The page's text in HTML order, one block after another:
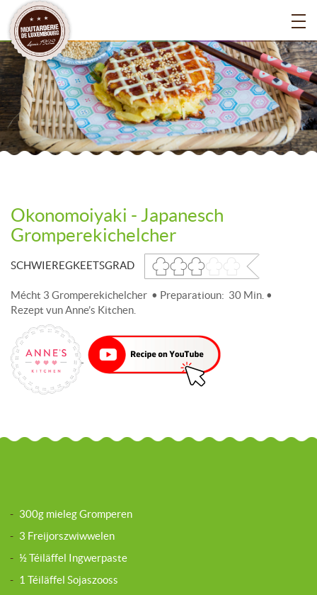
Okonomoiyaki - Japanesch
Gromperekichelcher
SCHWIEREGKEETSGRAD
Mécht 3 Gromperekichelcher • Preparatioun: 30 Min. •
Rezept vun Anne’s Kitchen.
- 300g mieleg Gromperen
- 3 Freijorszwiwwelen
- ½ Téiläffel Ingwerpaste
- 1 Téiläffel Sojaszooss